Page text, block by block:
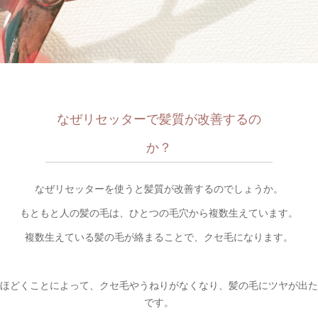
なぜリセッターで髪質が改善するの
か？
なぜリセッターを使うと髪質が改善するのでしょうか。
もともと人の髪の毛は、ひとつの毛穴から複数生えています。
複数生えている髪の毛が絡まることで、クセ毛になります。
どくことによって、クセ毛やうねりがなくなり、髪の毛にツヤが出
です。